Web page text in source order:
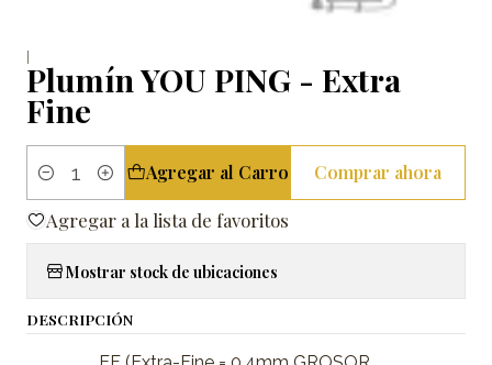
|
Plumín YOU PING - Extra
Fine
Cantidad
Agregar al Carro Comprar ahora
Agregar a la lista de favoritos
Mostrar stock de ubicaciones
DESCRIPCIÓN